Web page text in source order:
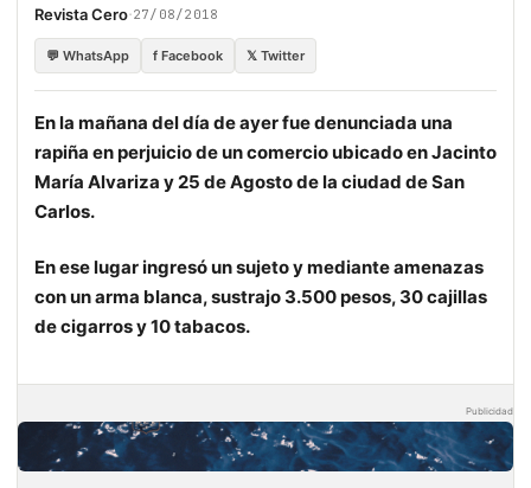
Revista Cero·27/08/2018
💬 WhatsApp f Facebook 𝕏 Twitter
En la mañana del día de ayer fue denunciada una
rapiña en perjuicio de un comercio ubicado en Jacinto
María Alvariza y 25 de Agosto de la ciudad de San
Carlos.
En ese lugar ingresó un sujeto y mediante amenazas
con un arma blanca, sustrajo 3.500 pesos, 30 cajillas
de cigarros y 10 tabacos.
Publicidad